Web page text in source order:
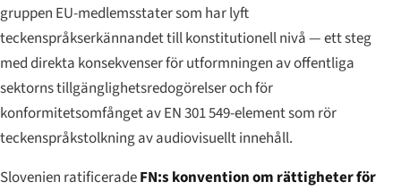
gruppen EU-medlemsstater som har lyft
teckenspråkserkännandet till konstitutionell nivå — ett steg
med direkta konsekvenser för utformningen av offentliga
sektorns tillgänglighetsredogörelser och för
konformitetsomfånget av EN 301 549-element som rör
teckenspråkstolkning av audiovisuellt innehåll.
Slovenien ratificeradeFN:s konvention om rättigheter för